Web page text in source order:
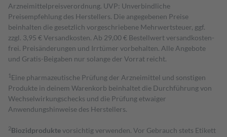
Arzneimittelpreisverordnung. UVP: Unverbindliche
Preisempfehlung des Herstellers. Die angegebenen Preise
beinhalten die gesetzlich vorgeschriebene Mehrwertsteuer, ggf.
zzgl. 3,95 € Versandkosten. Ab 29,00 € Bestell­wert versand­kosten­
frei. Preisänderungen und Irrtümer vorbehalten. Alle Angebote
und Gratis-Beigaben nur solange der Vorrat reicht.
1 Eine pharmazeutische Prüfung der Arzneimittel und sonstigen
Produkte in deinem Warenkorb beinhaltet die Durchführung von
Wechselwirkungschecks und die Prüfung etwaiger
Anwendungshinweise des Herstellers.
2Biozidproduktevorsichtig verwenden. Vor Gebrauch stets Etikett